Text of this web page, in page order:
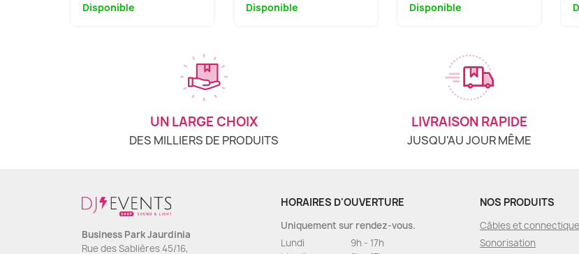
Disponible
Disponible
Disponible
UN LARGE CHOIX
DES MILLIERS DE PRODUITS
LIVRAISON RAPIDE
JUSQU'AU JOUR MÊME
Business Park Jaurdinia
Rue des Sablières 45/16,
HORAIRES D'OUVERTURE
Uniquement sur rendez-vous.
Lundi
9h - 17h
NOS PRODUITS
Câbles et
Sonorisation